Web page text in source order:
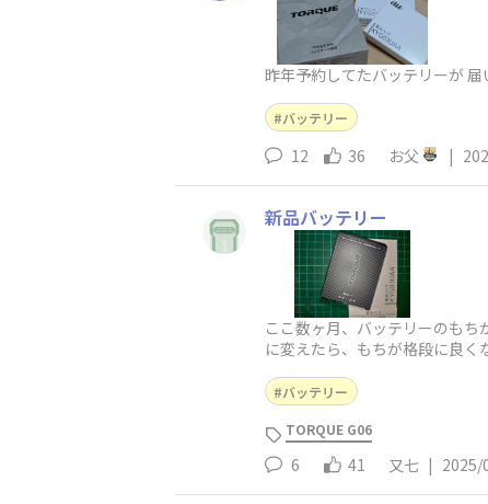
昨年予約してたバッテリーが
バッテリー
12 36 お父 |
新品バッテリー
ここ数ヶ月、バッテリーのも
に変えたら、もちが格段に良く
バッテリー
TORQUE G06
6 41 又七 | 2025/